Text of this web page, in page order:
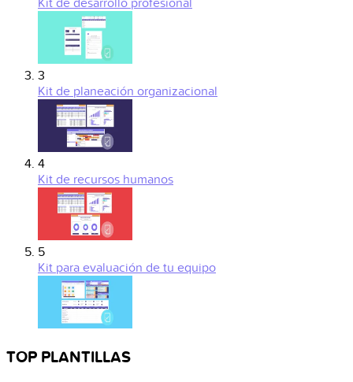
Kit de desarrollo profesional
3
Kit de planeación organizacional
4
Kit de recursos humanos
5
Kit para evaluación de tu equipo
TOP PLANTILLAS